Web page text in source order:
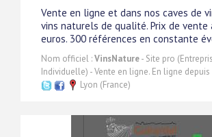
Vente en ligne et dans nos caves de
vins naturels de qualité. Prix de vente
euros. 300 références en constante
Nom officiel :VinsNature- Site pro
Individuelle) - Vente en ligne. En ligne
Lyon (France)